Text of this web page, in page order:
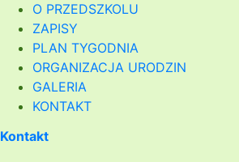
O PRZEDSZKOLU
ZAPISY
PLAN TYGODNIA
ORGANIZACJA URODZIN
GALERIA
KONTAKT
Kontakt